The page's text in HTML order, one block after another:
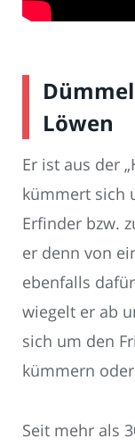
Löwen
Er ist aus der
kümmert sich
Erfinder bzw.
er denn von
ebenfalls
wiegelt er ab
sich um den
kümmern
Seit mehr als